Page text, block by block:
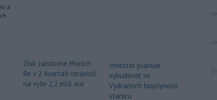
a
Zisk zaisťovne Munich
Re v 2. kvartáli vzrástol
na vyše 2,2 mld. eur
Investor plánuje
vybudovať vo
Vydranoch bioplynovú
stanicu